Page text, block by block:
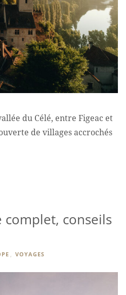
du Célé, entre Figeac et
de villages accrochés
complet, conseils
, VOYAGES